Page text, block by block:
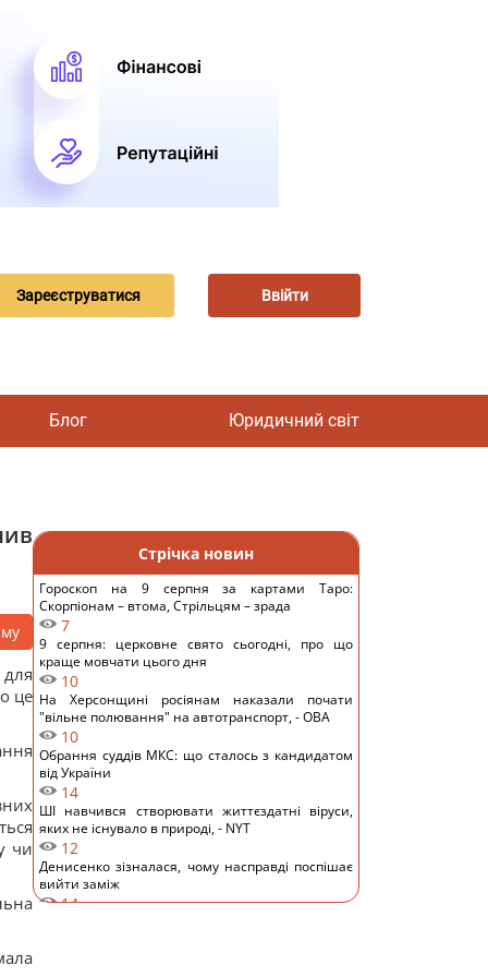
Зареєструватися Ввійти
Блог Юридичний світ
це
чи
Стрічка новин
Гороскоп на 9 серпня за картами Таро:
Скорпіонам – втома, Стрільцям – зрада
7
9 серпня: церковне свято сьогодні, про що
краще мовчати цього дня
10
На Херсонщині росіянам наказали почати
"вільне полювання" на автотранспорт, - ОВА
10
Обрання суддів МКС: що сталось з кандидатом
від України
14
ШІ навчився створювати життєздатні віруси,
яких не існувало в природі, - NYT
12
Денисенко зізналася, чому насправді поспішає
вийти заміж
14